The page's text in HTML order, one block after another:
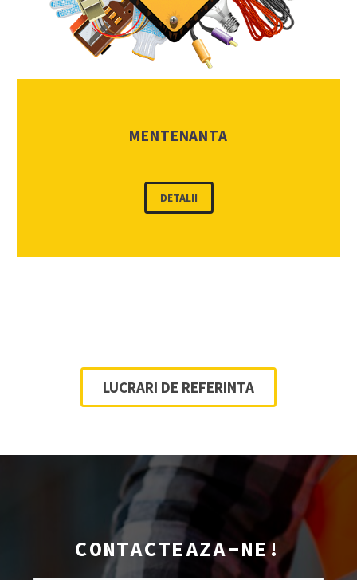
MENTENANTA
DETALII
LUCRARI DE REFERINTA
CONTACTEAZA-NE!